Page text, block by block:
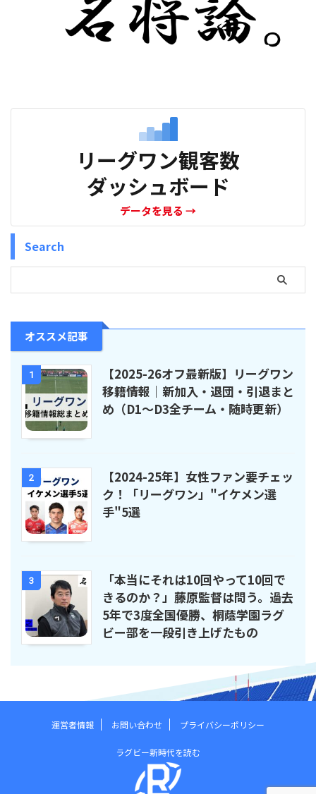
リーグワン観客数
ダッシュボード
データを見る →
Search
オススメ記事
1
【2025-26オフ最新版】リーグワン
移籍情報｜新加入・退団・引退まと
め（D1〜D3全チーム・随時更新）
2
【2024-25年】女性ファン要チェッ
ク！「リーグワン」"イケメン選
手"5選
3
「本当にそれは10回やって10回で
きるのか？」藤原監督は問う。過去
5年で3度全国優勝、桐蔭学園ラグ
ビー部を一段引き上げたもの
運営者情報 お問い合わせ プライバシーポリシー
ラグビー新時代を読む